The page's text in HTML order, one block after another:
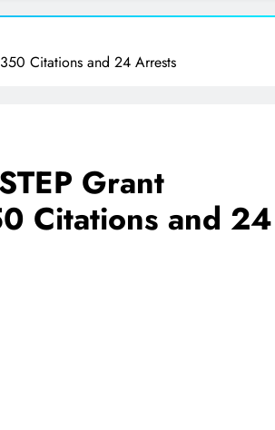
Citations and 24 Arrests
Grant
Citations and 24